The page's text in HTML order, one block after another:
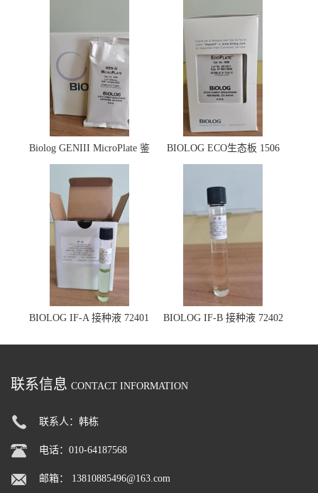
Biolog GENIII MicroPlate 鉴
定板 1030
BIOLOG ECO生态板 1506
BIOLOG IF-A 接种液 72401 BIOLOG IF-B 接种液 72402
联系信息 CONTACT INFORMATION
联系人：韩栋
电话：010-64187568
邮箱： 13810885496@163.com